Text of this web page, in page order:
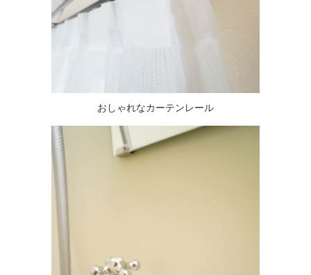
おしゃれなカーテンレール